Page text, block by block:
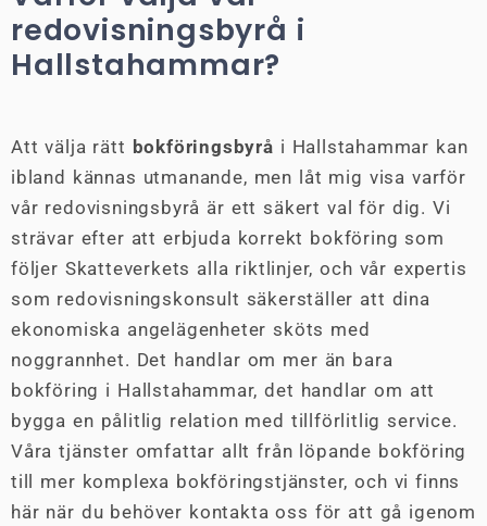
redovisningsbyrå i
Hallstahammar?
Att välja rätt bokföringsbyrå i Hallstahammar kan
ibland kännas utmanande, men låt mig visa varför
vår redovisningsbyrå är ett säkert val för dig. Vi
strävar efter att erbjuda korrekt bokföring som
följer Skatteverkets alla riktlinjer, och vår expertis
som redovisningskonsult säkerställer att dina
ekonomiska angelägenheter sköts med
noggrannhet. Det handlar om mer än bara
bokföring i Hallstahammar, det handlar om att
bygga en pålitlig relation med tillförlitlig service.
Våra tjänster omfattar allt från löpande bokföring
till mer komplexa bokföringstjänster, och vi finns
här när du behöver kontakta oss för att gå igenom